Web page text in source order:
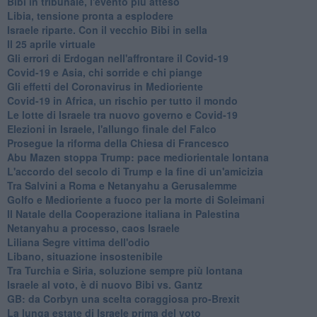
Libia, tensione pronta a esplodere
Israele riparte. Con il vecchio Bibi in sella
Il 25 aprile virtuale
Gli errori di Erdogan nell'affrontare il Covid-19
Covid-19 e Asia, chi sorride e chi piange
Gli effetti del Coronavirus in Medioriente
Covid-19 in Africa, un rischio per tutto il mondo
Le lotte di Israele tra nuovo governo e Covid-19
Elezioni in Israele, l'allungo finale del Falco
Prosegue la riforma della Chiesa di Francesco
Abu Mazen stoppa Trump: pace mediorientale lontana
L'accordo del secolo di Trump e la fine di un'amicizia
Tra Salvini a Roma e Netanyahu a Gerusalemme
Golfo e Medioriente a fuoco per la morte di Soleimani
Il Natale della Cooperazione italiana in Palestina
Netanyahu a processo, caos Israele
Liliana Segre vittima dell'odio
Libano, situazione insostenibile
Tra Turchia e Siria, soluzione sempre più lontana
Israele al voto, è di nuovo Bibi vs. Gantz
GB: da Corbyn una scelta coraggiosa pro-Brexit
La lunga estate di Israele prima del voto